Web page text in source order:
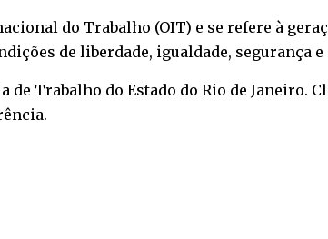
do Trabalho (OIT) e se refere à
de liberdade, igualdade, segurança
Trabalho do Estado do Rio de Janeiro.